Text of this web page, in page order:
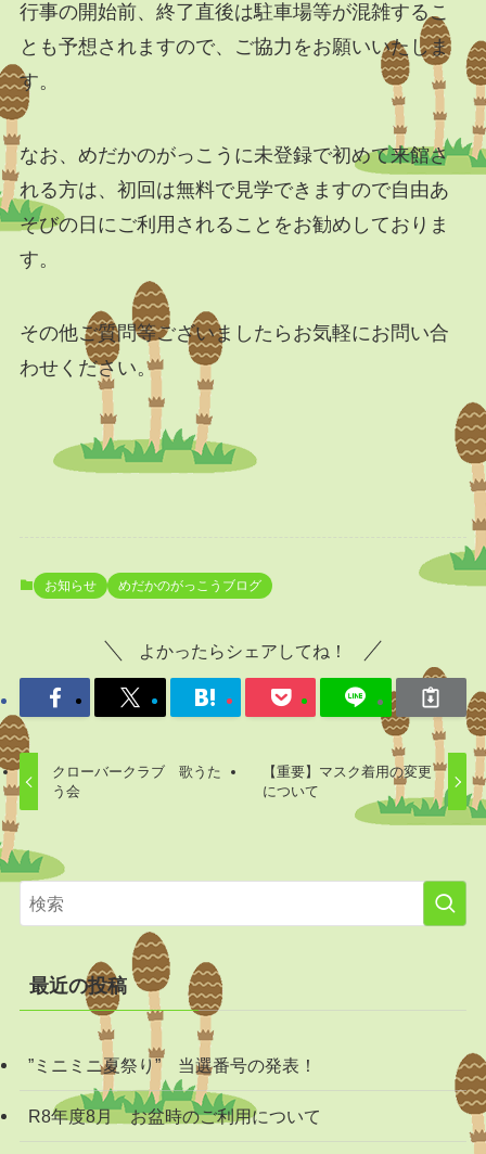
行事の開始前、終了直後は駐車場等が混雑するこ
とも予想されますので、ご協力をお願いいたしま
す。
なお、めだかのがっこうに未登録で初めて来館さ
れる方は、初回は無料で見学できますので自由あ
そびの日にご利用されることをお勧めしておりま
す。
その他ご質問等ございましたらお気軽にお問い合
わせください。
お知らせ めだかのがっこうブログ
よかったらシェアしてね！
クローバークラブ 歌うた
う会
【重要】マスク着用の変更
について
最近の投稿
”ミニミニ夏祭り” 当選番号の発表！
R8年度8月 お盆時のご利用について